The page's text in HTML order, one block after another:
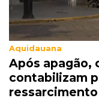
Aquidauana
Após apagão,
contabilizam
ressarcimento